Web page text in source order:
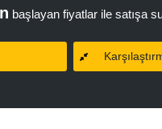
başlayan fiyatlar ile satışa